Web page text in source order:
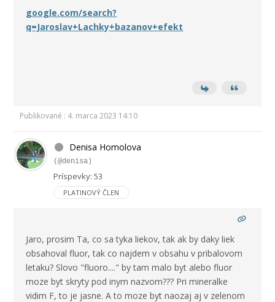
google.com/search?
q=Jaroslav+Lachky+bazanov+efekt
Publikované : 4. marca 2023 14:10
Denisa Homolova
(@denisa)
Príspevky: 53
PLATINOVÝ ČLEN
Jaro, prosim Ta, co sa tyka liekov, tak ak by daky liek
obsahoval fluor, tak co najdem v obsahu v pribalovom
letaku? Slovo "fluoro...." by tam malo byt alebo fluor
moze byt skryty pod inym nazvom??? Pri mineralke
vidim F, to je jasne. A to moze byt naozaj aj v zelenom